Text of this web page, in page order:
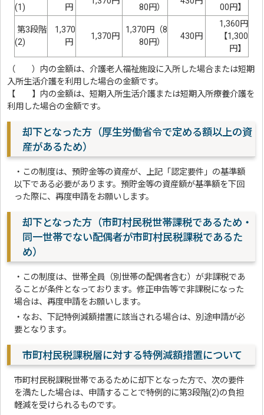
(1)
円
80円）
00円】
第3段階
(2)
1,370
円
1,370円
1,370円（8
80円）
430円
1,360円
【1,300
円】
（ ）内の金額は、介護老人福祉施設に入所した場合または短期
入所生活介護を利用した場合の金額です。
【 】内の金額は、短期入所生活介護または短期入所療養介護を
利用した場合の金額です。
却下となった方（厚生労働省令で定める額以上の資
産があるため）
・この制度は、預貯金等の資産が、上記「認定要件」の基準額
以下である必要があります。預貯金等の資産額が基準額を下回
った際に、再度申請をお願いします。
却下となった方（市町村民税世帯課税であるため・
同一世帯でない配偶者が市町村民税課税であるた
め）
・この制度は、世帯全員（別世帯の配偶者含む）が非課税であ
ることが条件となっております。修正申告等で非課税になった
場合は、再度申請をお願いします。
・なお、下記特例減額措置に該当される場合は、別途申請が必
要となります。
市町村民税課税層に対する特例減額措置について
市町村民税課税世帯であるために却下となった方で、次の要件
を満たした場合は、申請することで特例的に第3段階(2)の負担
軽減を受けられるものです。